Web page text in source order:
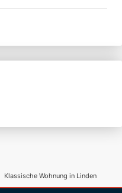
Klassische Wohnung in Linden